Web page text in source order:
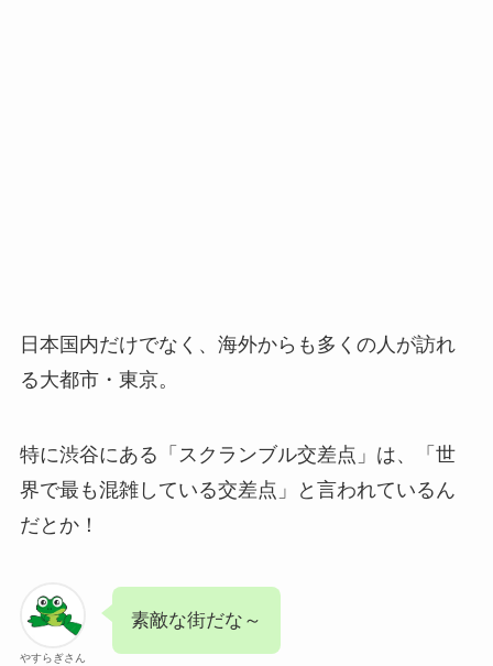
日本国内だけでなく、海外からも多くの人が訪れ
る大都市・東京。
特に渋谷にある「スクランブル交差点」は、「世
界で最も混雑している交差点」と言われているん
だとか！
やすらぎさん
素敵な街だな～